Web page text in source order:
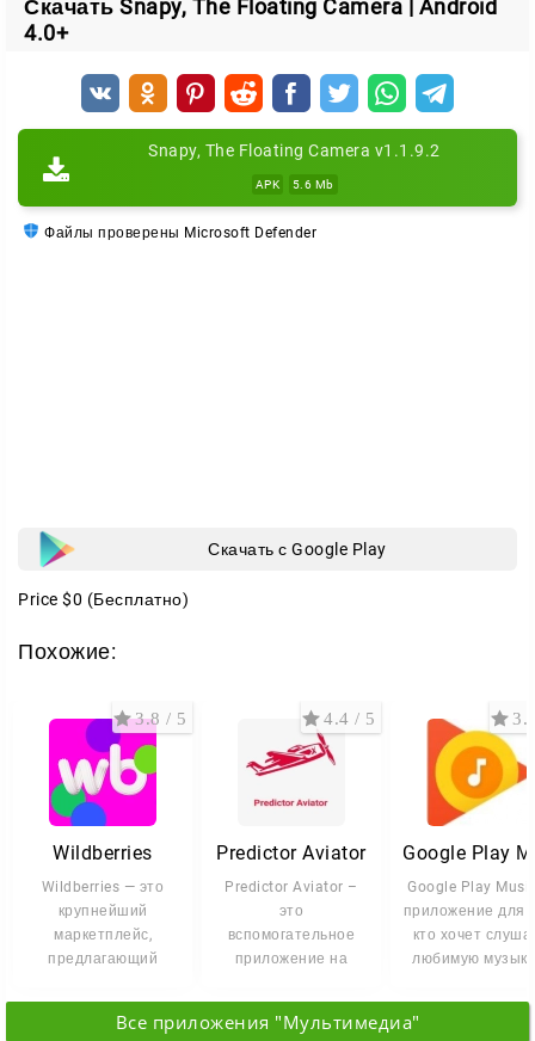
Скачать Snapy, The Floating Camera | Android
4.0+
Snapy, The Floating Camera v1.1.9.2
APK 5.6 Mb
Файлы проверены Microsoft Defender
Скачать с Google Play
Price $0 (Бесплатно)
Похожие:
Wildberries
Wildberries — это
крупнейший
маркетплейс,
предлагающий
ассортимент
товаров. С его
3.8 / 5
Predictor Aviator
Predictor Aviator –
это
вспомогательное
приложение на
игроков, которые
желают
4.4 / 5
Google Play
приложение для
кто хочет
любимую
свежие
Все приложения "Мультимедиа"